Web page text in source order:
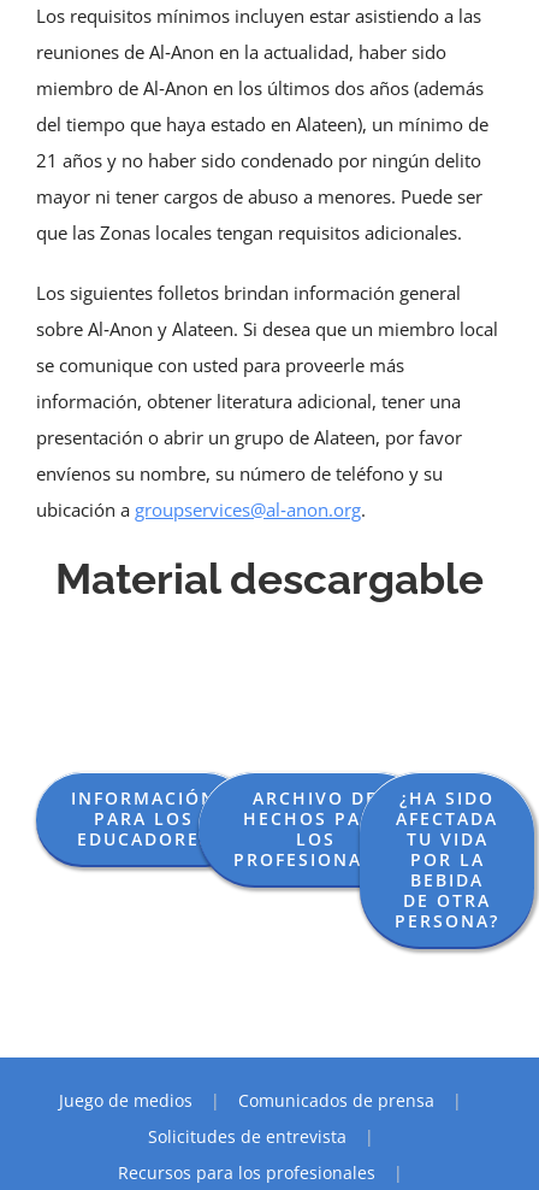
Los requisitos mínimos incluyen estar asistiendo a las
reuniones de Al‑Anon en la actualidad, haber sido
miembro de Al‑Anon en los últimos dos años (además
del tiempo que haya estado en Alateen), un mínimo de
21 años y no haber sido condenado por ningún delito
mayor ni tener cargos de abuso a menores. Puede ser
que las Zonas locales tengan requisitos adicionales.
Los siguientes folletos brindan información general
sobre Al‑Anon y Alateen. Si desea que un miembro local
se comunique con usted para proveerle más
información, obtener literatura adicional, tener una
presentación o abrir un grupo de Alateen, por favor
envíenos su nombre, su número de teléfono y su
ubicación a groupservices@al‑anon.org.
Material descargable
INFORMACIÓN
PARA LOS
EDUCADORES
ARCHIVO DE
HECHOS PARA
LOS
PROFESIONALES
¿HA SIDO
AFECTADA
TU VIDA
POR LA
BEBIDA
DE OTRA
PERSONA?
Juego de medios
Comunicados de prensa
Solicitudes de entrevista
Recursos para los profesionales